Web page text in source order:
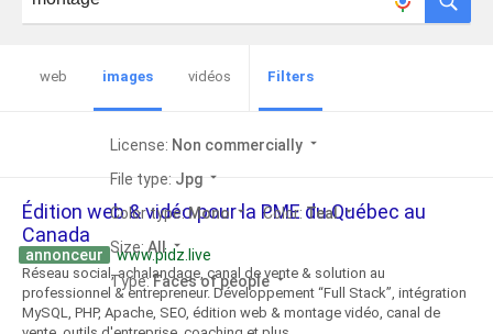
web images vidéos Filters
License: Non commercially arrow_drop_down
File type: Jpg arrow_drop_down
Color type:Mono arrow_drop_down Color: Teal arrow_drop_down
Size: All arrow_drop_down
Type:Faces of people arrow_drop_down
Édition web & vidéo pour la PME du Québec au
Canada
annonceur www.pidz.live
Réseau social, achalandage, canal de vente & solution au
professionnel & entrepreneur. Développement “Full Stack”, intégration
MySQL, PHP, Apache, SEO, édition web & montage vidéo, canal de